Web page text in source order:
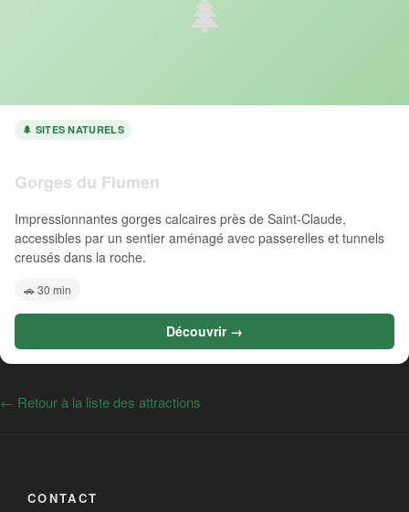
🌲
🌲 SITES NATURELS
Gorges du Flumen
Impressionnantes gorges calcaires près de Saint-Claude,
accessibles par un sentier aménagé avec passerelles et tunnels
creusés dans la roche.
🚗 30 min
Découvrir →
← Retour à la liste des attractions
CONTACT